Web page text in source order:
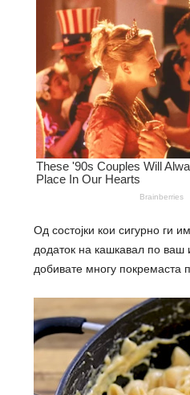
Од состојки кои сигурно ги
додаток на кашкавал по ваш
добивате многу покремаста